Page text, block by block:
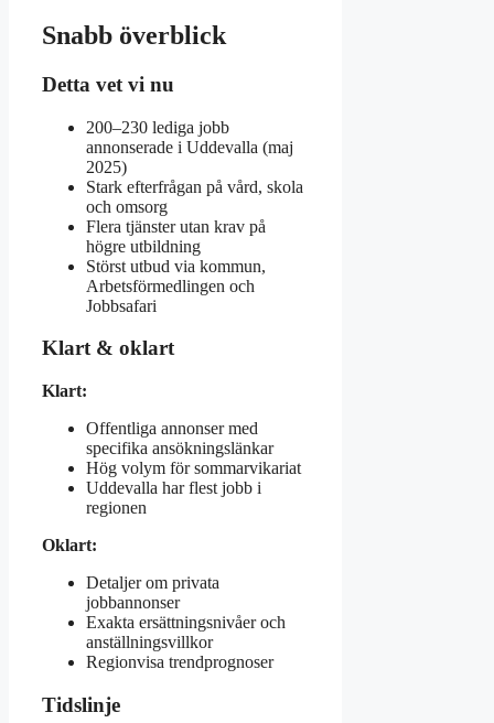
Snabb överblick
Detta vet vi nu
200–230 lediga jobb
annonserade i Uddevalla (maj
2025)
Stark efterfrågan på vård, skola
och omsorg
Flera tjänster utan krav på
högre utbildning
Störst utbud via kommun,
Arbetsförmedlingen och
Jobbsafari
Klart & oklart
Klart:
Offentliga annonser med
specifika ansökningslänkar
Hög volym för sommarvikariat
Uddevalla har flest jobb i
regionen
Oklart:
Detaljer om privata
jobbannonser
Exakta ersättningsnivåer och
anställningsvillkor
Regionvisa trendprognoser
Tidslinje